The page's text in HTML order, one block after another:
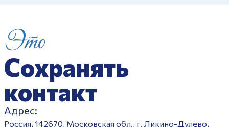
Это
Сохранять
контакт
Адрес:
Россия, 142670, Московская обл., г. Ликино-Дулево,